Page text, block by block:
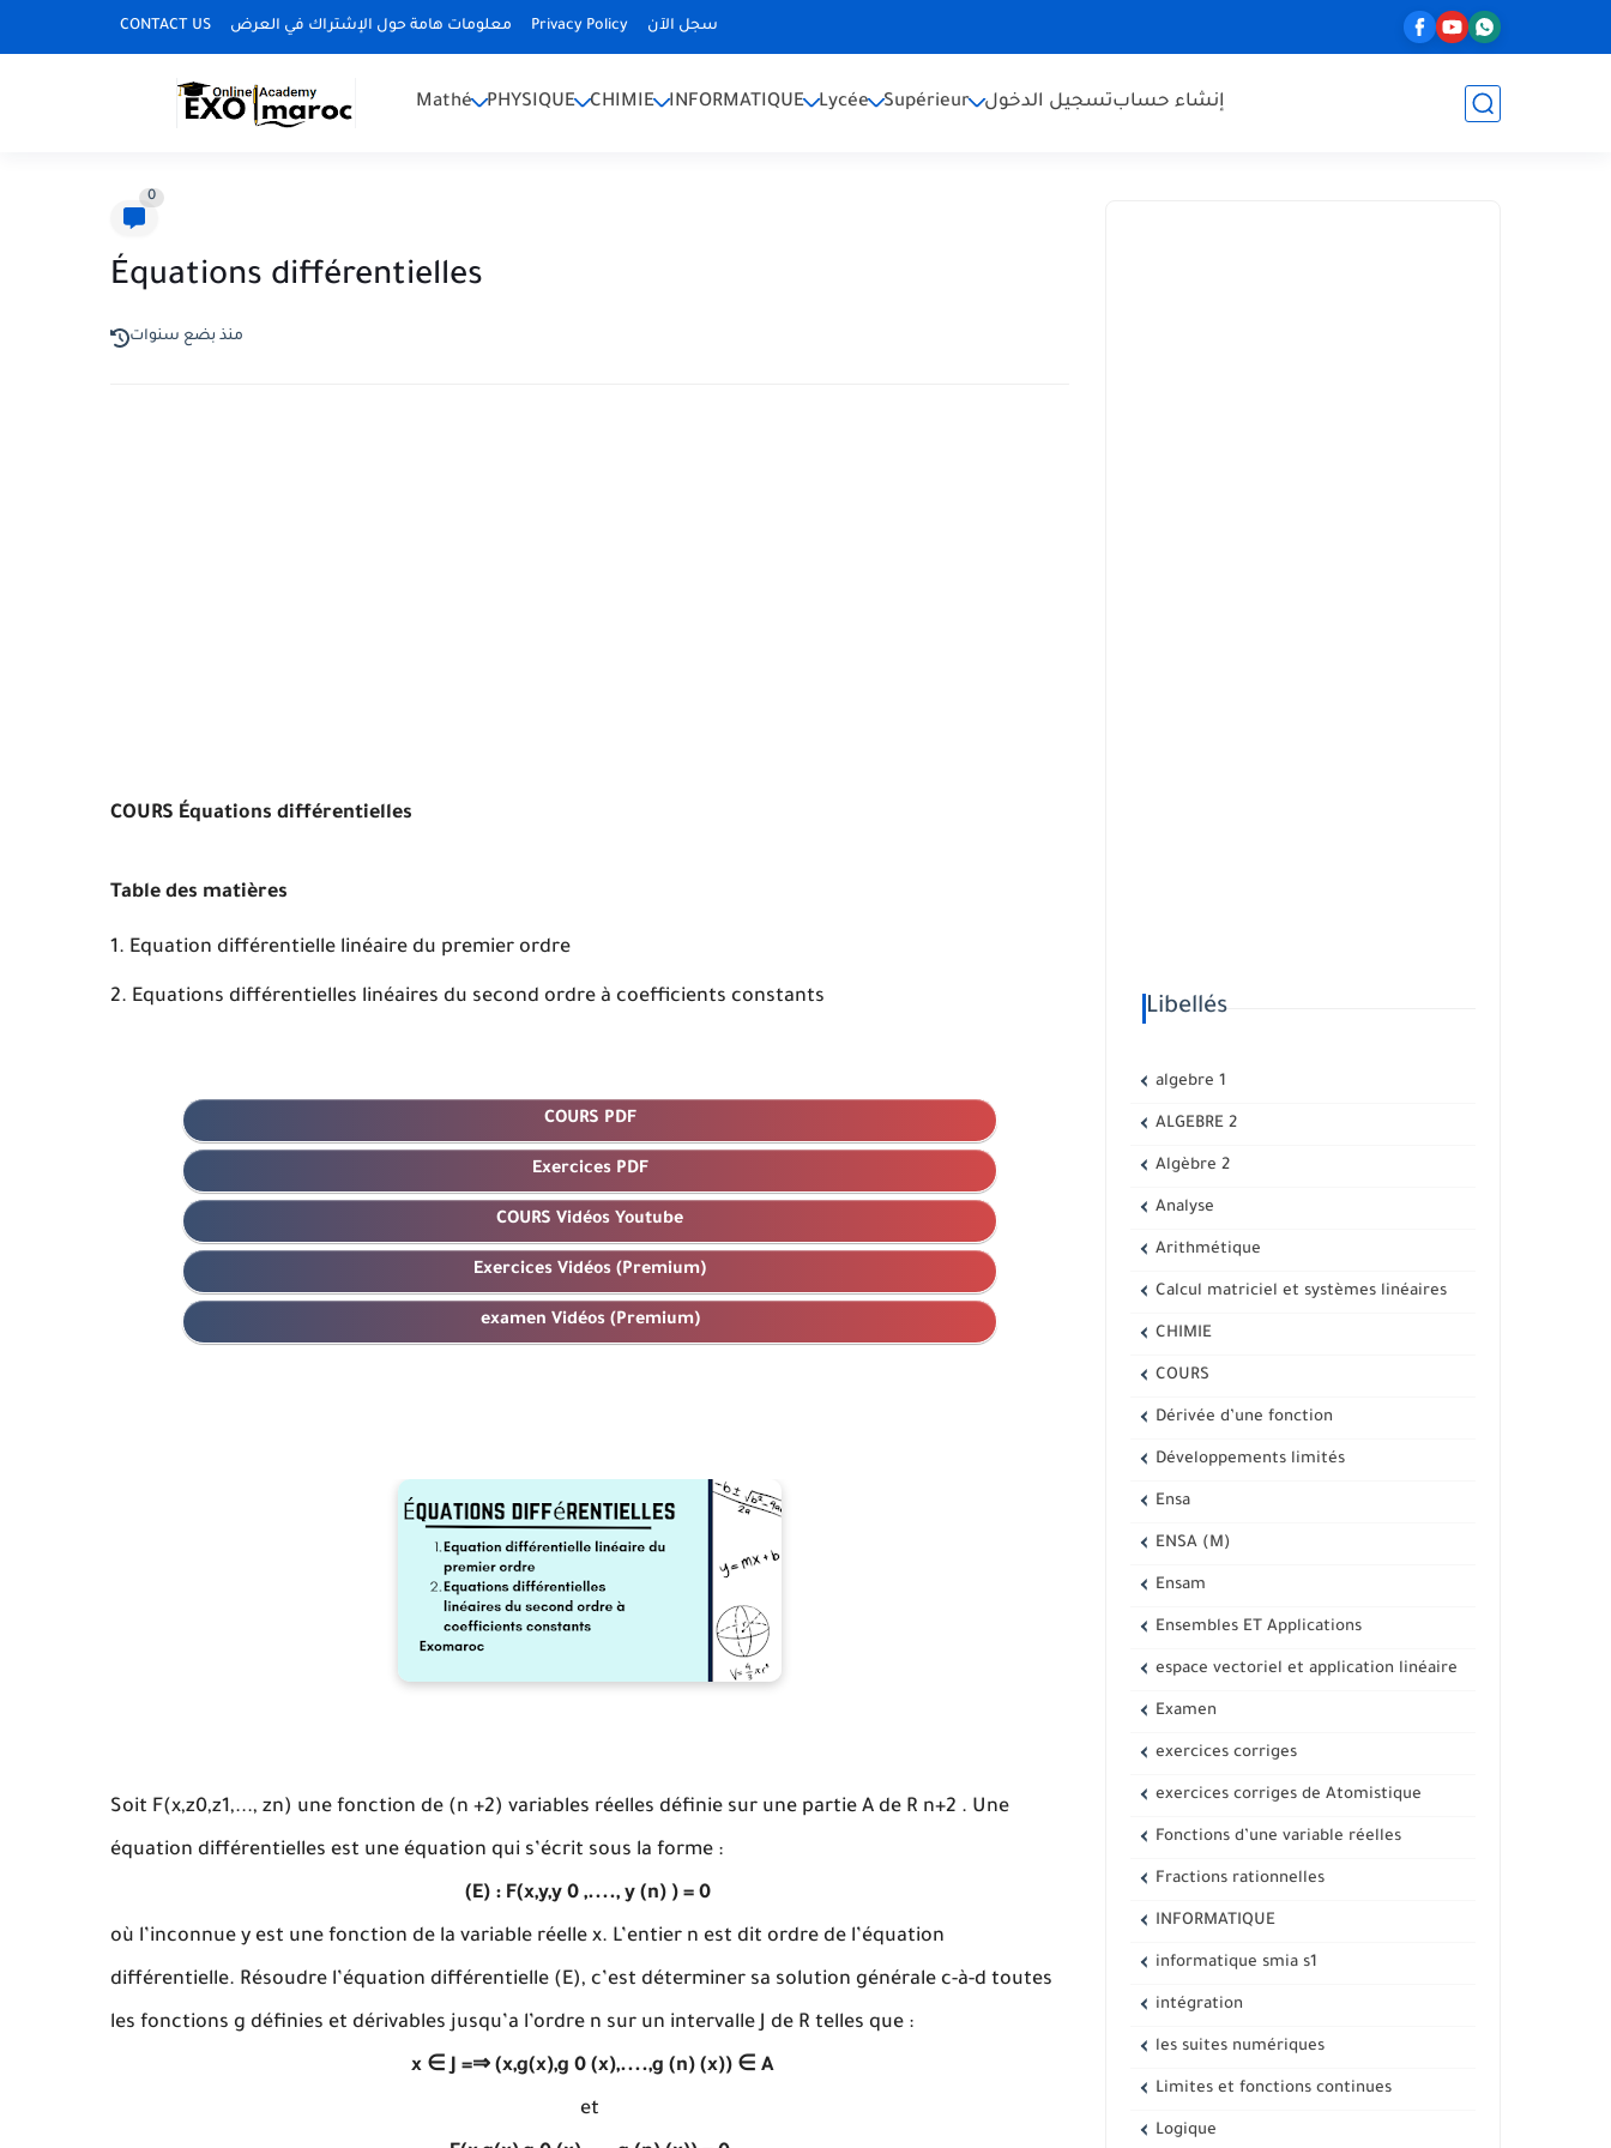
CONTACT US معلومات هامة حول الإشتراك في العرض Privacy Policy سجل الآن
Mathé PHYSIQUE CHIMIE INFORMATIQUE Lycée Supérieur تسجيل الدخولإنشاء حساب
0
Équations différentielles
منذ بضع سنوات
COURS Équations différentielles
Table des matières
Equation différentielle linéaire du premier ordre
Equations différentielles linéaires du second ordre à coefficients constants
COURS PDF
Exercices PDF
COURS Vidéos Youtube
Exercices Vidéos (Premium)
examen Vidéos (Premium)
Soit F(x,z0,z1,..., zn) une fonction de (n +2) variables réelles définie sur une partie A de R n+2 . Une
équation différentielles est une équation qui s’écrit sous la forme :
(E) : F(x,y,y 0 ,...., y (n) ) = 0
où l’inconnue y est une fonction de la variable réelle x. L’entier n est dit ordre de l’équation
différentielle. Résoudre l’équation différentielle (E), c’est déterminer sa solution générale c-à-d toutes
les fonctions g définies et dérivables jusqu’a l’ordre n sur un intervalle J de R telles que :
x ∈ J =⇒ (x,g(x),g 0 (x),....,g (n) (x)) ∈ A
et
Libellés
algebre 1
ALGEBRE 2
Algèbre 2
Analyse
Arithmétique
Calcul matriciel et systèmes linéaires
CHIMIE
COURS
Dérivée d’une fonction
Développements limités
Ensa
ENSA (M)
Ensam
Ensembles ET Applications
espace vectoriel et application linéaire
Examen
exercices corriges
exercices corriges de Atomistique
Fonctions d’une variable réelles
Fractions rationnelles
INFORMATIQUE
informatique smia s1
intégration
les suites numériques
Limites et fonctions continues
Logique